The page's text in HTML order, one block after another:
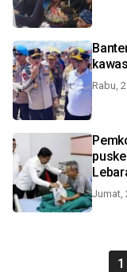
Rabu,
Jumat,
1